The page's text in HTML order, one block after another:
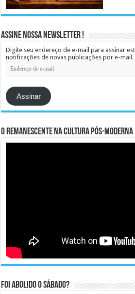
Assine Nossa Newsletter !
Digite seu endereço de e-mail para assinar
notificações de novas publicações por e-mail.
Endereço
de
mail
Assinar
O remanescente na cultura pós-moderna
Foi abolido o sábado?